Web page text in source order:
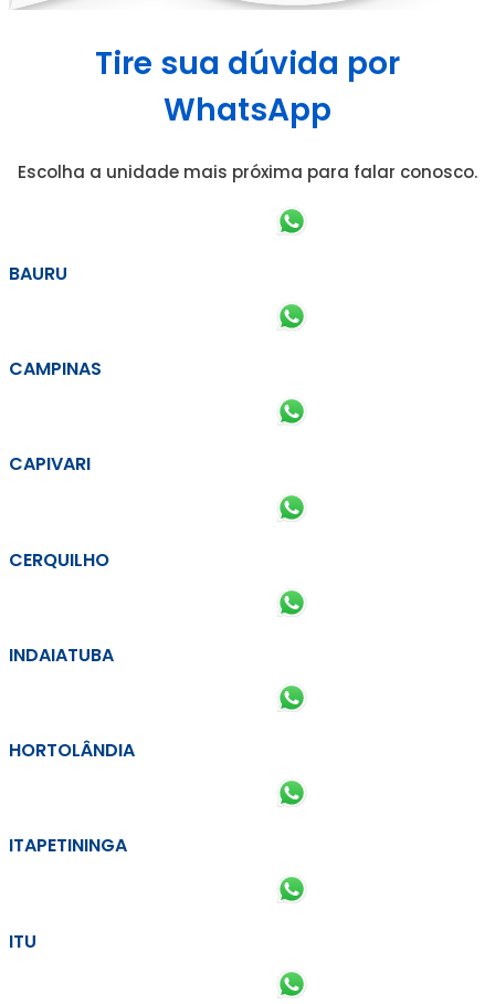
Tire sua dúvida por
WhatsApp
Escolha a unidade mais próxima para falar conosco.
BAURU
CAMPINAS
CAPIVARI
CERQUILHO
INDAIATUBA
HORTOLÂNDIA
ITAPETININGA
ITU